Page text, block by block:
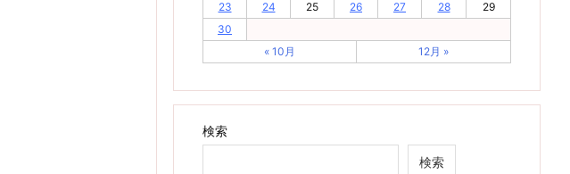
23
24 25 26 27 28
29
30
« 10月
12月 »
検索
検索